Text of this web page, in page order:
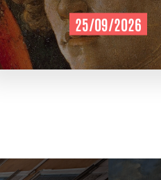
25/09/2026